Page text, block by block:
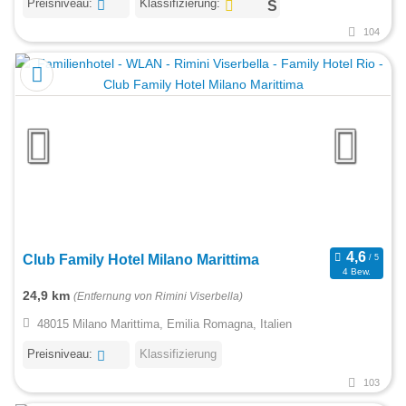
Preisniveau: Klassifizierung:
104
Club Family Hotel Milano Marittima
4 Bew.
24,9 km (Entfernung von Rimini Viserbella)
48015 Milano Marittima, Emilia Romagna, Italien
Preisniveau: Klassifizierung
103